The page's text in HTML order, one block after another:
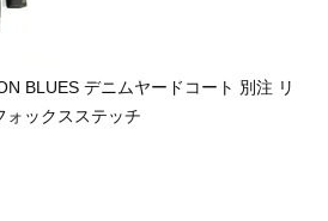
BLUES デニムヤードコート 別注 リ
ォックスステッチ